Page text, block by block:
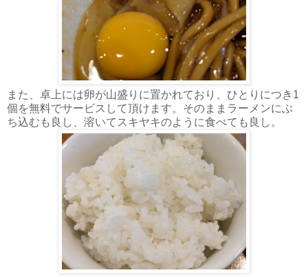
また、卓上には卵が山盛りに置かれており、ひとりにつき1
個を無料でサービスして頂けます。そのままラーメンにぶ
ち込むも良し、溶いてスキヤキのように食べても良し。